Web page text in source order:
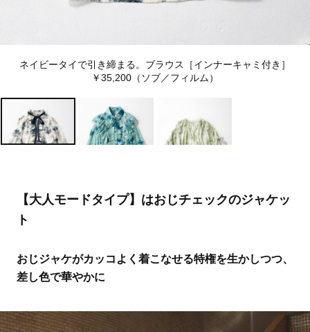
ネイビータイで引き締まる。ブラウス［インナーキャミ付き］
￥35,200（ソブ／フィルム）
【大人モードタイプ】はおじチェックのジャケッ
ト
おじジャケがカッコよく着こなせる特権を生かしつつ、
差し色で華やかに